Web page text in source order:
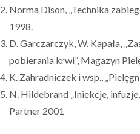
Norma Dison, „Technika
1998.
D. Garczarczyk, W. Kapała,
pobierania krwi”, Magazyn
K. Zahradniczek i wsp.,
N. Hildebrand „Iniekcje,
Partner 2001